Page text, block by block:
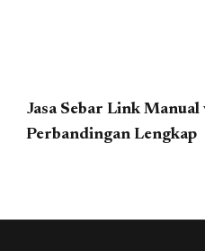
Jasa Sebar Link
Perbandingan Lengkap